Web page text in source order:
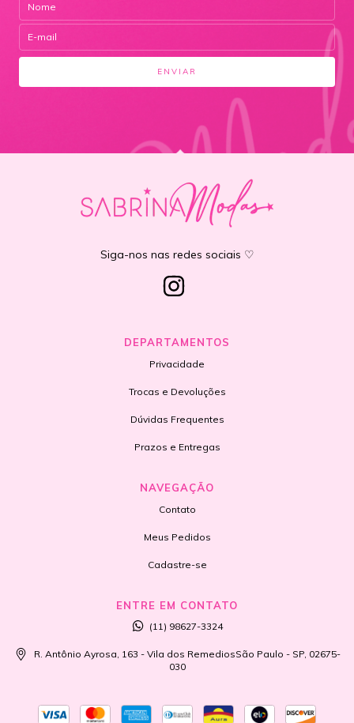
Siga-nos nas redes sociais ♡
DEPARTAMENTOS
Privacidade
Trocas e Devoluções
Dúvidas Frequentes
Prazos e Entregas
NAVEGAÇÃO
Contato
Meus Pedidos
Cadastre-se
ENTRE EM CONTATO
(11) 98627-3324
R. Antônio Ayrosa, 163 - Vila dos RemediosSão Paulo - SP, 02675-
030